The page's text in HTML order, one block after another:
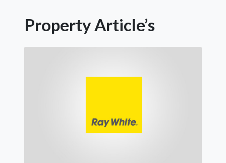
Property Article’s